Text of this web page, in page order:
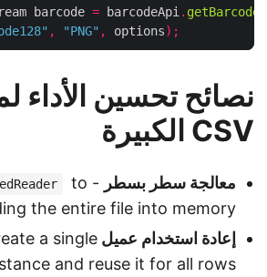
barcode
barcodeApi.
"PNG" , options );
نصائح تحسين الأداء
CSV الكبيرة
معالجة سطر بسطر- Use
to
the entire file into memory.
إعادة استخدام عميل APIa single
and reuse it for all rows.